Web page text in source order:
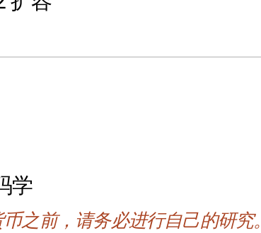
学
之前，请务必进行自己的研究。